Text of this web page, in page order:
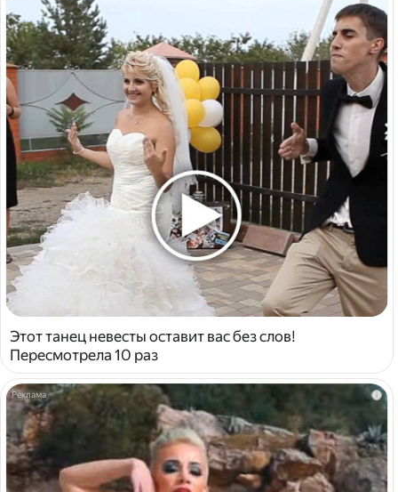
Этот танец невесты оставит вас без слов!
Пересмотрела 10 раз
i